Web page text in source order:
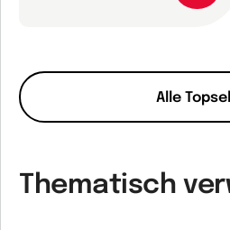
Alle
Thematisch